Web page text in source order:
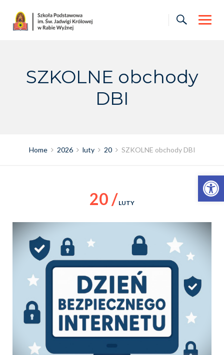
Otwórz pasek narzędzi
content
SZKOLNE obchody
DBI
Home 2026 luty 20 SZKOLNE obchody DBI
20 / LUTY